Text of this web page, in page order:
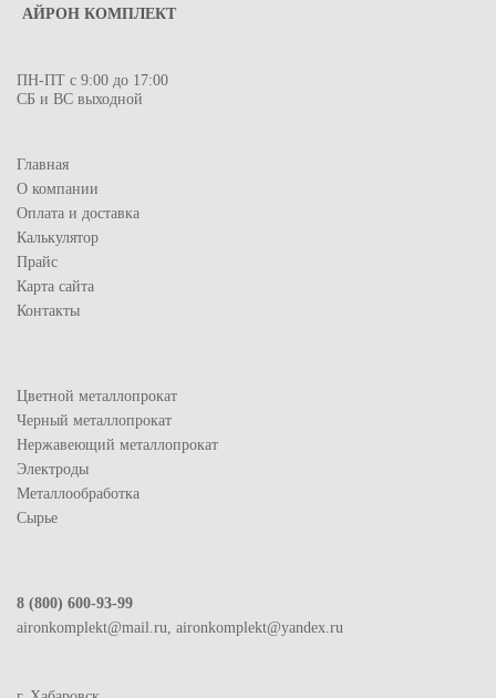
АЙРОН КОМПЛЕКТ
ПН-ПТ с 9:00 до 17:00
СБ и ВС выходной
Главная
О компании
Оплата и доставка
Калькулятор
Прайс
Карта сайта
Контакты
Цветной металлопрокат
Черный металлопрокат
Нержавеющий металлопрокат
Электроды
Металлообработка
Сырье
8 (800) 600-93-99
aironkomplekt@mail.ru, aironkomplekt@yandex.ru